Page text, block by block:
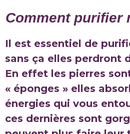
Comment purifier
Il est essentiel de
sans ça elles perdront
En effet les pierres
« éponges » elles
énergies qui vous
ces dernières sont